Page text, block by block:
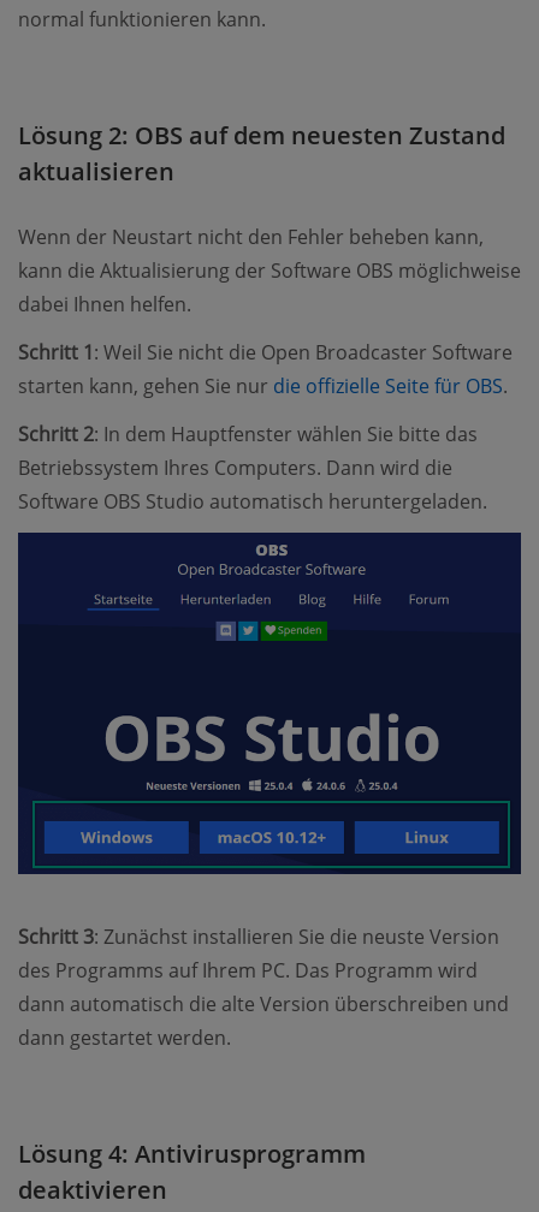
normal funktionieren kann.
Lösung 2: OBS auf dem neuesten Zustand
aktualisieren
Wenn der Neustart nicht den Fehler beheben kann,
kann die Aktualisierung der Software OBS möglichweise
dabei Ihnen helfen.
Schritt 1: Weil Sie nicht die Open Broadcaster Software
starten kann, gehen Sie nur die offizielle Seite für OBS.
Schritt 2: In dem Hauptfenster wählen Sie bitte das
Betriebssystem Ihres Computers. Dann wird die
Software OBS Studio automatisch heruntergeladen.
Schritt 3: Zunächst installieren Sie die neuste Version
des Programms auf Ihrem PC. Das Programm wird
dann automatisch die alte Version überschreiben und
dann gestartet werden.
Lösung 4: Antivirusprogramm
deaktivieren